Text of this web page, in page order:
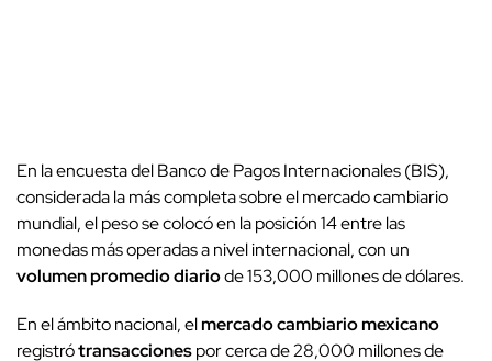
En la encuesta del Banco de Pagos Internacionales (BIS),
considerada la más completa sobre el mercado cambiario
mundial, el peso se colocó en la posición 14 entre las
monedas más operadas a nivel internacional, con un
volumen promedio diariode 153,000 millones de dólares.
En el ámbito nacional, elmercado cambiario mexicano
registrótransaccionespor cerca de 28,000 millones de